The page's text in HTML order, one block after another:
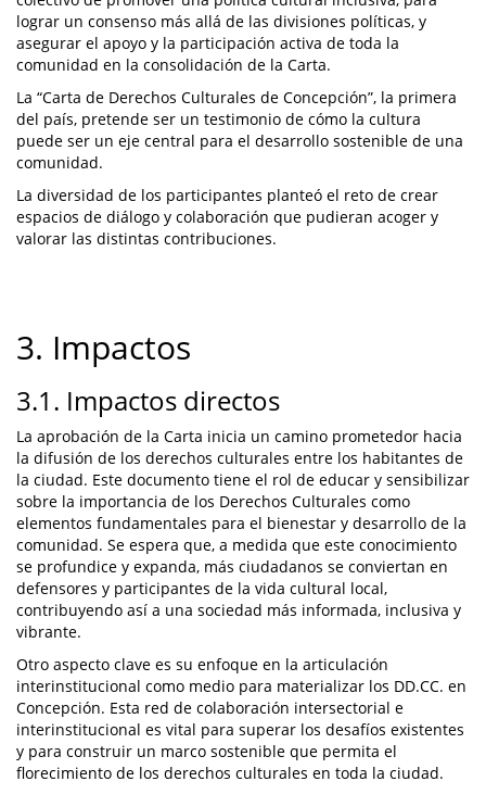
lograr un consenso más allá de las divisiones políticas, y
asegurar el apoyo y la participación activa de toda la
comunidad en la consolidación de la Carta.
La “Carta de Derechos Culturales de Concepción”, la primera
del país, pretende ser un testimonio de cómo la cultura
puede ser un eje central para el desarrollo sostenible de una
comunidad.
La diversidad de los participantes planteó el reto de crear
espacios de diálogo y colaboración que pudieran acoger y
valorar las distintas contribuciones.
3. Impactos
3.1. Impactos directos
La aprobación de la Carta inicia un camino prometedor hacia
la difusión de los derechos culturales entre los habitantes de
la ciudad. Este documento tiene el rol de educar y sensibilizar
sobre la importancia de los Derechos Culturales como
elementos fundamentales para el bienestar y desarrollo de la
comunidad. Se espera que, a medida que este conocimiento
se profundice y expanda, más ciudadanos se conviertan en
defensores y participantes de la vida cultural local,
contribuyendo así a una sociedad más informada, inclusiva y
vibrante.
Otro aspecto clave es su enfoque en la articulación
interinstitucional como medio para materializar los DD.CC. en
Concepción. Esta red de colaboración intersectorial e
interinstitucional es vital para superar los desafíos existentes
y para construir un marco sostenible que permita el
florecimiento de los derechos culturales en toda la ciudad.